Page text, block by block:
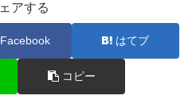
アする
Facebook はてブ
コピー